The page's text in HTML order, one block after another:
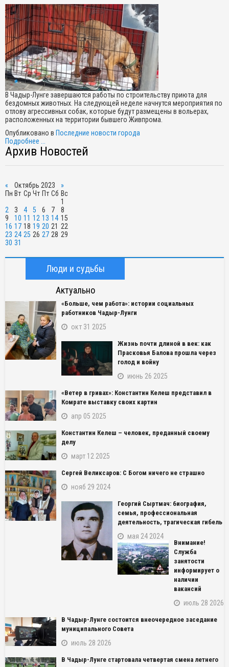
В Чадыр-Лунге завершаются работы по строительству приюта для
бездомных животных. На следующей неделе начнутся мероприятия по
отлову агрессивных собак, которые будут размещены в вольерах,
расположенных на территории бывшего Живпрома.
Опубликовано в Последние новости города
Подробнее ...
Архив Новостей
« Октябрь 2023
»
Пн Вт Ср Чт Пт Сб Вс
1
2
3 4 5 6 7
8
9
10 11 12 13 14 15
16 17 18 19 20 21 22
23 24 25 26 27 28 29
30 31
Люди и судьбы
Актуально
«Больше, чем работа»: истории социальных
работников Чадыр-Лунги
окт 31 2025
Жизнь почти длиной в век: как
Прасковья Балова прошла через
голод и войну
июнь 26 2025
«Ветер в гривах»: Константин Келеш представил в
Комрате выставку своих картин
апр 05 2025
Константин Келеш – человек, преданный своему
делу
март 12 2025
Сергей Великсаров: С Богом ничего не страшно
нояб 29 2024
Георгий Сыртмач: биография,
семья, профессиональная
деятельность, трагическая гибель
мая 24 2024
Внимание!
Служба
занятости
информирует о
наличии
вакансий
июль 28 2026
В Чадыр-Лунге состоится внеочередное заседание
муниципального Совета
июль 28 2026
В Чадыр-Лунге стартовала четвертая смена летнего